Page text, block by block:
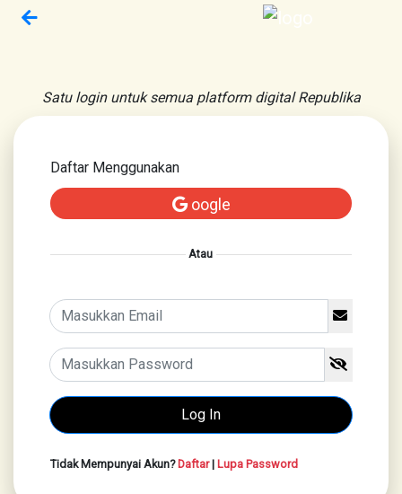
Satu login untuk semua platform digital Republika
Daftar Menggunakan
oogle
Atau
Tidak Mempunyai Akun?Daftar| Lupa Password